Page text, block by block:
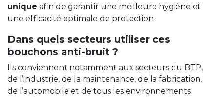
unique afin de garantir une meilleure hygiène et
une efficacité optimale de protection.
Dans quels secteurs utiliser ces
bouchons anti-bruit ?
Ils conviennent notamment aux secteurs du BTP,
de l’industrie, de la maintenance, de la fabrication,
de l’automobile et de tous les environnements